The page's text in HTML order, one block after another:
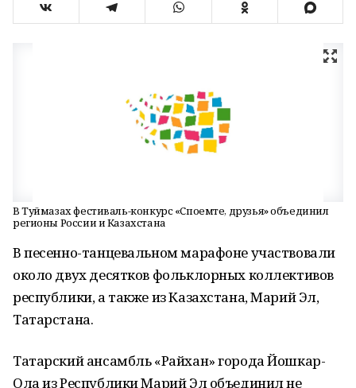
В Туймазах фестиваль-конкурс «Споемте, друзья» объединил
регионы России и Казахстана
В песенно-танцевальном марафоне участвовали
около двух десятков фольклорных коллективов
республики, а также из Казахстана, Марий Эл,
Татарстана.
Татарский ансамбль «Райхан» города Йошкар-
Ола из Республики Марий Эл объединил не